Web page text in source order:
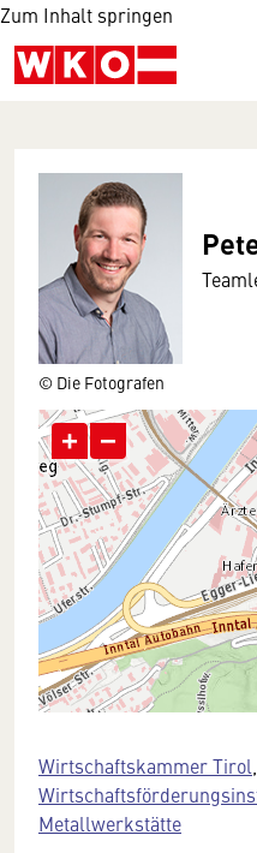
Zum Inhalt springen
© Die Fotografen
+ −
Wirtschaftskammer Tirol
Metallwerkstätte